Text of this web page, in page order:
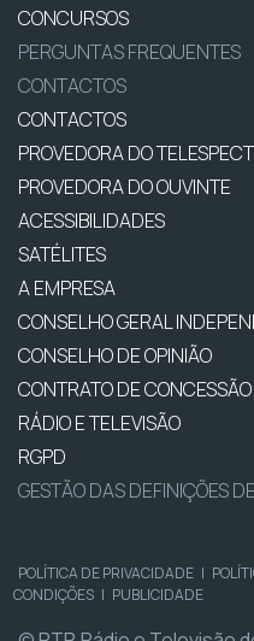
CONCURSOS
PERGUNTAS FREQUENTES
CONTACTOS
CONTACTOS
PROVEDORA DO
PROVEDORA DO OUVINTE
ACESSIBILIDADES
SATÉLITES
A EMPRESA
CONSELHO GERAL
CONSELHO DE OPINIÃO
CONTRATO DE
RÁDIO E TELEVISÃO
RGPD
GESTÃO DAS DEFINIÇÕES
POLÍTICA DE PRIVACIDADE |
CONDIÇÕES | PUBLICIDADE